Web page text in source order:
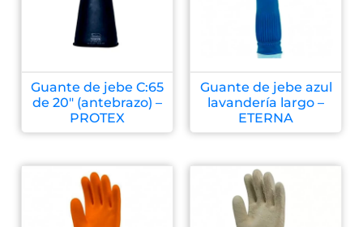
Guante de jebe C:65
de 20″ (antebrazo) –
PROTEX
Guante de jebe azul
lavandería largo –
ETERNA